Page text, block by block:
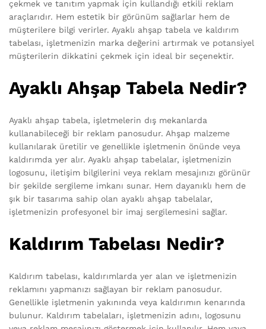
çekmek ve tanıtım yapmak için kullandığı etkili reklam
araçlarıdır. Hem estetik bir görünüm sağlarlar hem de
müşterilere bilgi verirler. Ayaklı ahşap tabela ve kaldırım
tabelası, işletmenizin marka değerini artırmak ve potansiyel
müşterilerin dikkatini çekmek için ideal bir seçenektir.
Ayaklı Ahşap Tabela Nedir?
Ayaklı ahşap tabela, işletmelerin dış mekanlarda
kullanabileceği bir reklam panosudur. Ahşap malzeme
kullanılarak üretilir ve genellikle işletmenin önünde veya
kaldırımda yer alır. Ayaklı ahşap tabelalar, işletmenizin
logosunu, iletişim bilgilerini veya reklam mesajınızı görünür
bir şekilde sergileme imkanı sunar. Hem dayanıklı hem de
şık bir tasarıma sahip olan ayaklı ahşap tabelalar,
işletmenizin profesyonel bir imaj sergilemesini sağlar.
Kaldırım Tabelası Nedir?
Kaldırım tabelası, kaldırımlarda yer alan ve işletmenizin
reklamını yapmanızı sağlayan bir reklam panosudur.
Genellikle işletmenin yakınında veya kaldırımın kenarında
bulunur. Kaldırım tabelaları, işletmenizin adını, logosunu